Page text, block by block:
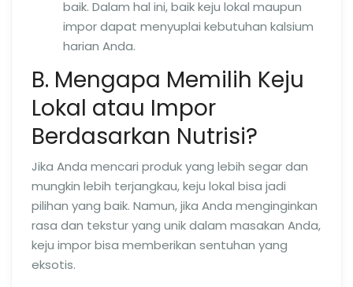
baik. Dalam hal ini, baik keju lokal maupun
impor dapat menyuplai kebutuhan kalsium
harian Anda.
B. Mengapa Memilih Keju
Lokal atau Impor
Berdasarkan Nutrisi?
Jika Anda mencari produk yang lebih segar dan
mungkin lebih terjangkau, keju lokal bisa jadi
pilihan yang baik. Namun, jika Anda menginginkan
rasa dan tekstur yang unik dalam masakan Anda,
keju impor bisa memberikan sentuhan yang
eksotis.